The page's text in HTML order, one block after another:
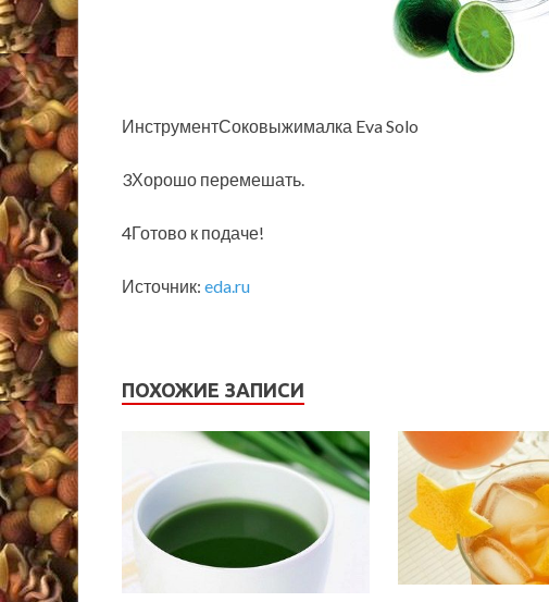
ИнструментСоковыжималка Eva Solo
3Хорошо перемешать.
4Готово к подаче!
Источник: eda.ru
ПОХОЖИЕ ЗАПИСИ